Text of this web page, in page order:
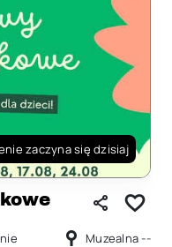
zaczyna się dzisiaj
Muzealna --